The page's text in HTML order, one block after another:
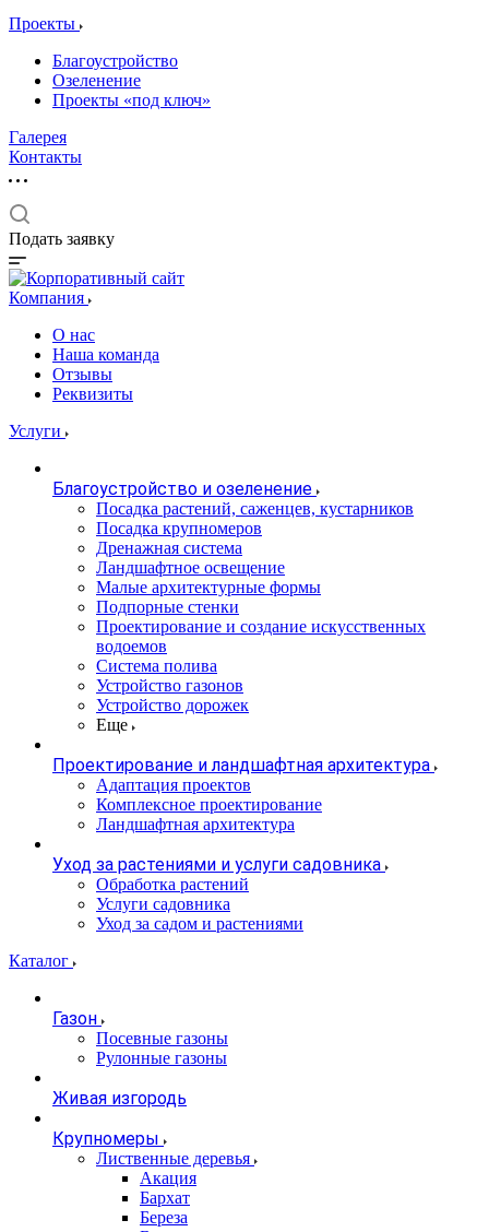
Проекты
Благоустройство
Озеленение
Проекты «под ключ»
Галерея
Контакты
Подать заявку
Компания
О нас
Наша команда
Отзывы
Реквизиты
Услуги
Благоустройство и озеленение
Посадка растений, саженцев, кустарников
Посадка крупномеров
Дренажная система
Ландшафтное освещение
Малые архитектурные формы
Подпорные стенки
Проектирование и создание искусственных
водоемов
Система полива
Устройство газонов
Устройство дорожек
Еще
Проектирование и ландшафтная архитектура
Адаптация проектов
Комплексное проектирование
Ландшафтная архитектура
Уход за растениями и услуги садовника
Обработка растений
Услуги садовника
Уход за садом и растениями
Каталог
Газон
Посевные газоны
Рулонные газоны
Живая изгородь
Крупномеры
Лиственные деревья
Акация
Бархат
Береза